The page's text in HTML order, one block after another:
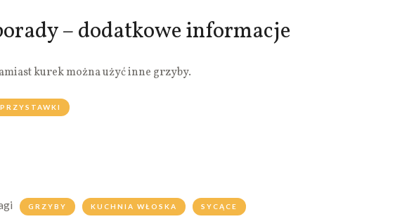
– dodatkowe informacje
kurek można użyć inne grzyby.
PRZYSTAWKI
GRZYBY KUCHNIA WŁOSKA SYCĄCE